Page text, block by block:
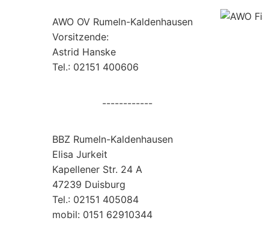
AWO OV Rumeln-Kaldenhausen
Vorsitzende:
Astrid Hanske
Tel.: 02151 400606
------------
BBZ Rumeln-Kaldenhausen
Elisa Jurkeit
Kapellener Str. 24 A
47239 Duisburg
Tel.: 02151 405084
mobil: 0151 62910344